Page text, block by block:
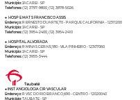
Município:JACAREI - SP
Telefones:(12) 3797-9800, (12) 3878-5026
● HOSP E MAT S FRANCISCO ASSIS
Endereço: R ERNESTO DUARTE,70 - PARQUE CALIFORNIA - 12311200
Município:JACAREI - SP
Telefones:(12) 3954-2400, (12) 3954-2410
● HOSPITAL ALVORADA
Endereço: R MINAS GERAIS,180 - VILA PINHEIRO - 12307060
Município:JACAREI - SP
Telefones:(12) 3955-3444
Taubaté
● INST ANGIOLOGIA CIR VASCULAR
Endereço: R VSC DO RIO BRANCO,690 - CENTRO - 12020040
Município:TAUBATE - SP